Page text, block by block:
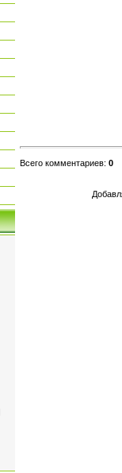
Всего комментариев: 0